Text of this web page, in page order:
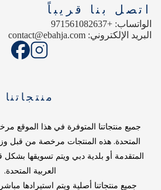
اتصل بنا قريباً
الواتساب: +971561082637
البريد الإلكتروني: contact@ebahja.com
منتجاتنا
جميع منتجاتنا المتوفرة في هذا الموقع
المتحدة. هذه المنتجات مرخصة من قبل
المتقدمة أو بلدية دبي ويتم تسويقها
العربية المتحدة.
جميع منتجاتنا أصلية ويتم استيرادها